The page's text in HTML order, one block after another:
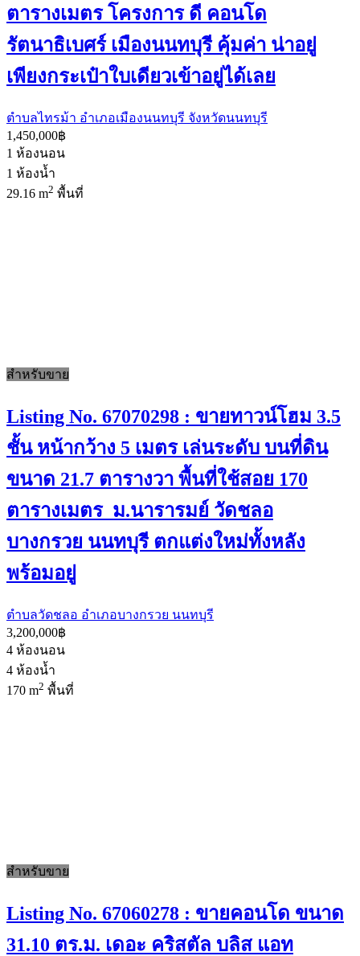
ตารางเมตร โครงการ ดี คอนโด
รัตนาธิเบศร์ เมืองนนทบุรี คุ้มค่า น่าอยู่
เพียงกระเป๋าใบเดียวเข้าอยู่ได้เลย
ตำบลไทรม้า อำเภอเมืองนนทบุรี จังหวัดนนทบุรี
1,450,000฿
1 ห้องนอน
1 ห้องน้ำ
29.16 m2 พื้นที่
สำหรับขาย
Listing No. 67070298 : ขายทาวน์โฮม 3.5
ชั้น หน้ากว้าง 5 เมตร เล่นระดับ บนที่ดิน
ขนาด 21.7 ตารางวา พื้นที่ใช้สอย 170
ตารางเมตร ม.นารารมย์ วัดชลอ
บางกรวย นนทบุรี ตกแต่งใหม่ทั้งหลัง
พร้อมอยู่
ตำบลวัดชลอ อำเภอบางกรวย นนทบุรี
3,200,000฿
4 ห้องนอน
4 ห้องน้ำ
170 m2 พื้นที่
สำหรับขาย
Listing No. 67060278 : ขายคอนโด ขนาด
31.10 ตร.ม. เดอะ คริสตัล บลิส แอท